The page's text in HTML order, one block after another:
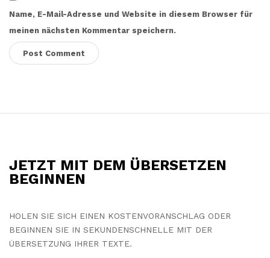
Name, E-Mail-Adresse und Website in diesem Browser für
meinen nächsten Kommentar speichern.
JETZT MIT DEM ÜBERSETZEN
BEGINNEN
HOLEN SIE SICH EINEN KOSTENVORANSCHLAG ODER
BEGINNEN SIE IN SEKUNDENSCHNELLE MIT DER
ÜBERSETZUNG IHRER TEXTE.